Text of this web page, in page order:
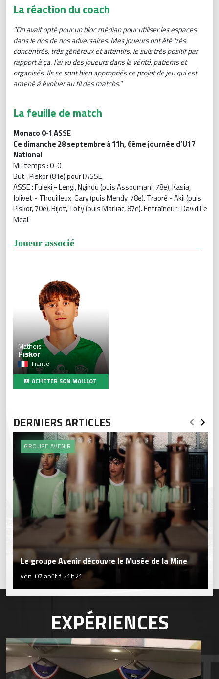
La réaction du coach
"On avait opté pour un bloc médian pour utiliser les espaces
dans le dos de nos adversaires. Mes joueurs ont été très
concentrés, très généreux et attentifs. Je suis très positif par
rapport à ça. J’ai vu des joueurs dans la vérité, patients et
organisés. Ils se sont bien appropriés ce projet de jeu qui est
amené à évoluer au fil des matchs."
La feuille de match
Monaco 0-1 ASSE
Ce dimanche 28 septembre à 11h, 6ème journée d’U17
National
Mi-temps : 0-0
But : Piskor (81e) pour l’ASSE.
ASSE : Fuleki - Lengi, Ngindu (puis Assoumani, 78e), Kasia,
Jolivet - Thouilleux, Gary (puis Mendy, 78e), Traoré - Akil (puis
Piskor, 70e), Bijot, Toty (puis Marliac, 87e). Entraîneur : David Le
Moal.
Joueur associé
Matheis
Piskor
France
ACHETER SON MAILLOT
DERNIERS ARTICLES
GROUPE AVENIR
Le groupe Avenir découvre le Musée de la Mine
ven. 07 août à 21h21
EXPÉRIENCES